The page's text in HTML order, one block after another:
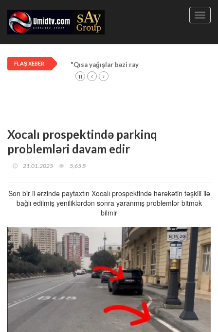
FLAŞ XEBER "Qısa yağışlar bəzi rayonlarda davam edir"
Xocalı prospektində parkinq
problemləri davam edir
21.01.2025 5,65 B
Son bir il ərzində paytaxtın Xocalı prospektində hərəkətin təşkili ilə
bağlı edilmiş yeniliklərdən sonra yaranmış problemlər bitmək
bilmir